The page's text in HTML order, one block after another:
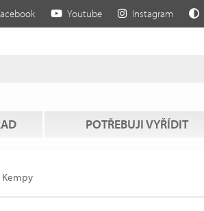
Youtube Instagram
POTŘEBUJI VYŘÍDIT
Kempy